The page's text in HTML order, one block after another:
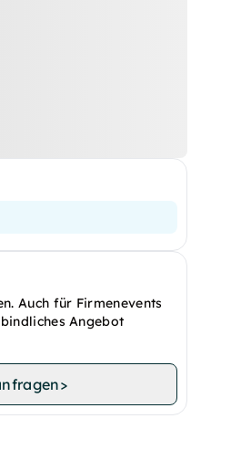
Auch für Firmenevents
Angebot
>